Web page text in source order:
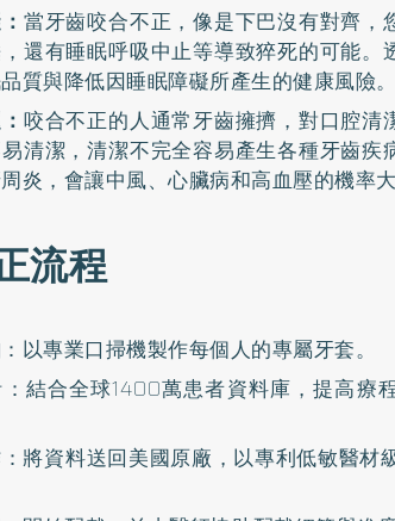
當牙齒咬合不正，像是下巴沒有對齊，
還有睡眠呼吸中止等導致猝死的可能。
質與降低因睡眠障礙所產生的健康風險。
咬合不正的人通常牙齒擁擠，對口腔清
清潔，清潔不完全容易產生各種牙齒疾
炎，會讓中風、心臟病和高血壓的機率大
流程
以專業口掃機製作每個人的專屬牙套。
結合全球1400萬患者資料庫，提高療
將資料送回美國原廠，以專利低敏醫材